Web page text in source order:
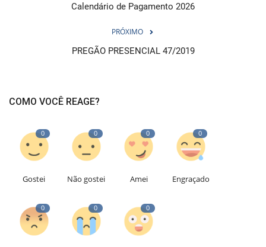
Calendário de Pagamento 2026
PRÓXIMO
PREGÃO PRESENCIAL 47/2019
COMO VOCÊ REAGE?
0
Gostei
0
Não gostei
0
Amei
0
Engraçado
0 0 0